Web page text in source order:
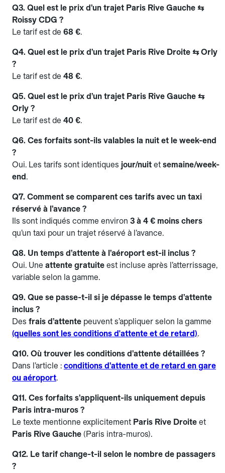
Q3. Quel est le prix d’un trajet Paris Rive Gauche ⇆
Roissy CDG ?
Le tarif est de 68 €.
Q4. Quel est le prix d’un trajet Paris Rive Droite ⇆ Orly
?
Le tarif est de 48 €.
Q5. Quel est le prix d’un trajet Paris Rive Gauche ⇆
Orly ?
Le tarif est de 40 €.
Q6. Ces forfaits sont-ils valables la nuit et le week-end
?
Oui. Les tarifs sont identiques jour/nuit et semaine/week-
end .
Q7. Comment se comparent ces tarifs avec un taxi
réservé à l’avance ?
Ils sont indiqués comme environ 3 à 4 € moins chers
qu’un taxi pour un trajet réservé à l’avance.
Q8. Un temps d’attente à l’aéroport est-il inclus ?
Oui. Une attente gratuite est incluse après l’atterrissage,
variable selon la gamme.
Q9. Que se passe-t-il si je dépasse le temps d’attente
inclus ?
Des frais d’attente peuvent s’appliquer selon la gamme
(quelles sont les conditions d'attente et de retard).
Q10. Où trouver les conditions d’attente détaillées ?
Dans l’article : conditions d’attente et de retard en gare
ou aéroport.
Q11. Ces forfaits s’appliquent-ils uniquement depuis
Paris intra-muros ?
Le texte mentionne explicitement Paris Rive Droite et
Paris Rive Gauche (Paris intra-muros).
Q12. Le tarif change-t-il selon le nombre de passagers
?